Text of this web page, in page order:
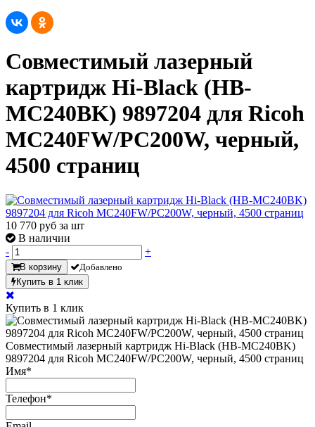
Совместимый лазерный
картридж Hi-Black (HB-
MC240BK) 9897204 для Ricoh
MC240FW/PC200W, черный,
4500 страниц
10 770 руб за шт
В наличии
-
+
В корзину
Добавлено
Купить в 1 клик
Купить в 1 клик
Совместимый лазерный картридж Hi-Black (HB-MC240BK)
9897204 для Ricoh MC240FW/PC200W, черный, 4500 страниц
Имя*
Телефон*